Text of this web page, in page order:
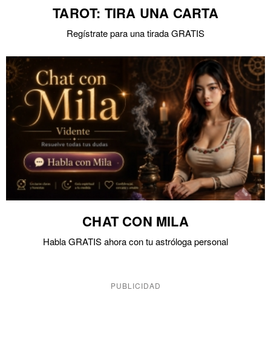
TAROT: TIRA UNA CARTA
Regístrate para una tirada GRATIS
CHAT CON MILA
Habla GRATIS ahora con tu astróloga personal